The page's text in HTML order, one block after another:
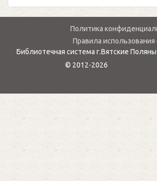
Политика
Правила использования
Библиотечная система г.Вятские Поляны
© 2012-2026